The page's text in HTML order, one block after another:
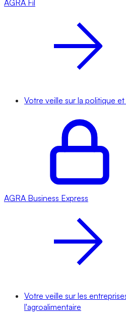
AGRA Fil
Votre veille sur la politique
AGRA Business Express
Votre veille sur les
l'agroalimentaire